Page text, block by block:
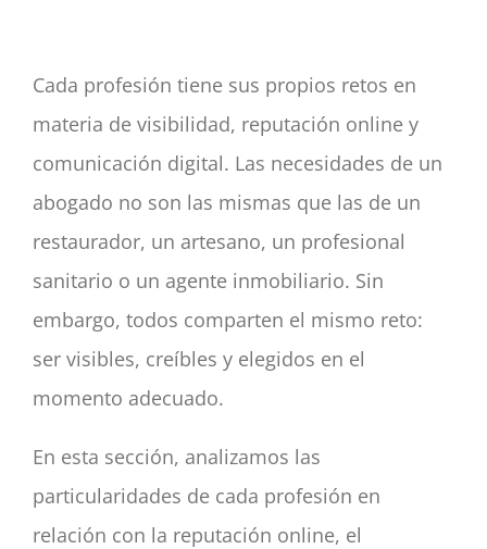
FOR:
Español
Cada profesión tiene sus propios retos en
materia de visibilidad, reputación online y
comunicación digital. Las necesidades de un
abogado no son las mismas que las de un
restaurador, un artesano, un profesional
sanitario o un agente inmobiliario. Sin
embargo, todos comparten el mismo reto:
ser visibles, creíbles y elegidos en el
momento adecuado.
En esta sección, analizamos las
particularidades de cada profesión en
relación con la reputación online, el